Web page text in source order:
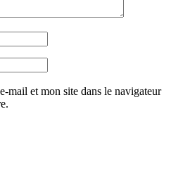
mail et mon site dans le navigateur